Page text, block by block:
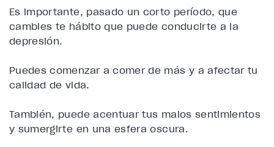
Es importante, pasado un corto período, que
cambies te hábito que puede conducirte a la
depresión.
Puedes comenzar a comer de más y a afectar tu
calidad de vida.
También, puede acentuar tus malos sentimientos
y sumergirte en una esfera oscura.